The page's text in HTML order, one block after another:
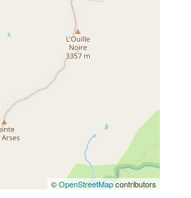
©OpenStreetMapcontributors